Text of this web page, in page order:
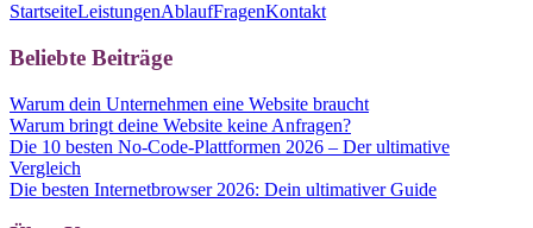
StartseiteLeistungenAblaufFragenKontakt
Beliebte Beiträge
Warum dein Unternehmen eine Website braucht
Warum bringt deine Website keine Anfragen?
Die 10 besten No-Code-Plattformen 2026 – Der ultimative
Vergleich
Die besten Internetbrowser 2026: Dein ultimativer Guide